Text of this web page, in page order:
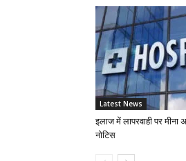
Latest News
इलाज में लापरवाही पर मीना
नोटिस